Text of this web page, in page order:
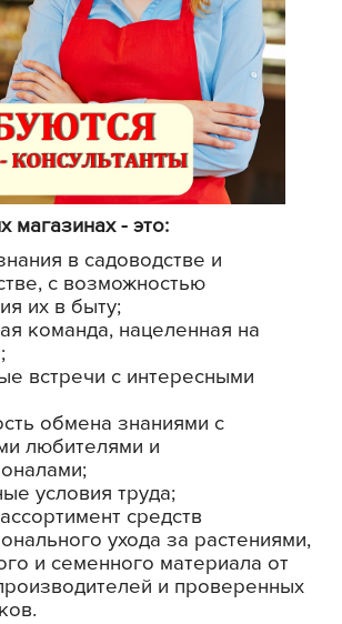
магазинах - это:
в садоводстве и
с возможностью
их в быту;
команда, нацеленная на
встречи с интересными
обмена знаниями с
любителями и
условия труда;
средств
ухода за растениями,
и семенного материала от
и проверенных